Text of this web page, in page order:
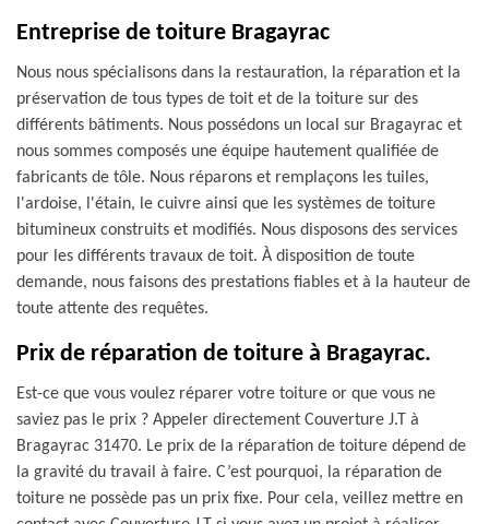
Entreprise de toiture Bragayrac
Nous nous spécialisons dans la restauration, la réparation et la
préservation de tous types de toit et de la toiture sur des
différents bâtiments. Nous possédons un local sur Bragayrac et
nous sommes composés une équipe hautement qualifiée de
fabricants de tôle. Nous réparons et remplaçons les tuiles,
l'ardoise, l'étain, le cuivre ainsi que les systèmes de toiture
bitumineux construits et modifiés. Nous disposons des services
pour les différents travaux de toit. À disposition de toute
demande, nous faisons des prestations fiables et à la hauteur de
toute attente des requêtes.
Prix de réparation de toiture à Bragayrac.
Est-ce que vous voulez réparer votre toiture or que vous ne
saviez pas le prix ? Appeler directement Couverture J.T à
Bragayrac 31470. Le prix de la réparation de toiture dépend de
la gravité du travail à faire. C’est pourquoi, la réparation de
toiture ne possède pas un prix fixe. Pour cela, veillez mettre en